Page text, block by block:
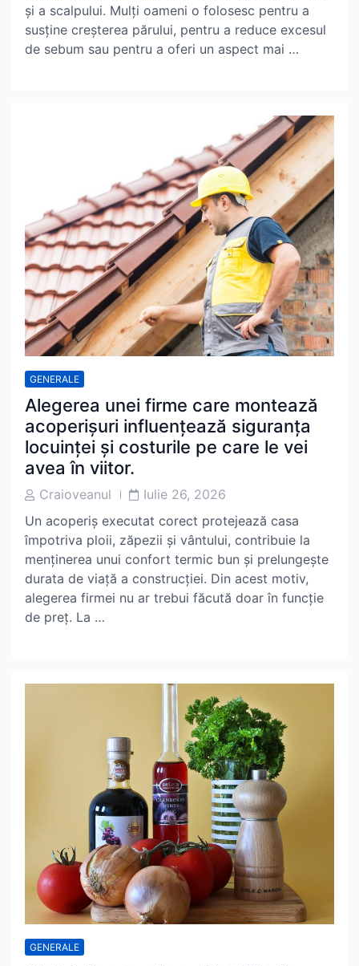
și a scalpului. Mulți oameni o folosesc pentru a
susține creșterea părului, pentru a reduce excesul
de sebum sau pentru a oferi un aspect mai …
GENERALE
Alegerea unei firme care montează
acoperișuri influențează siguranța
locuinței și costurile pe care le vei
avea în viitor.
PostCraioveanul
PostIulie 26, 2026
Un acoperiș executat corect protejează casa
împotriva ploii, zăpezii și vântului, contribuie la
menținerea unui confort termic bun și prelungește
durata de viață a construcției. Din acest motiv,
alegerea firmei nu ar trebui făcută doar în funcție
de preț. La …
GENERALE